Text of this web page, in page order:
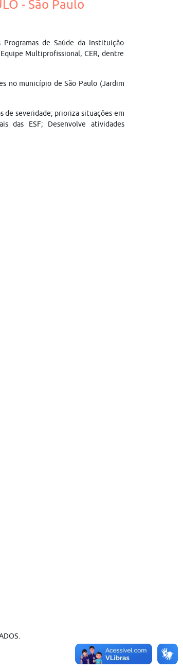
- São Paulo
de Saúde da Instituição
Multiprofissional, CER, dentre
no município de São Paulo (Jardim
de severidade; prioriza situações em
das ESF; Desenvolve atividades